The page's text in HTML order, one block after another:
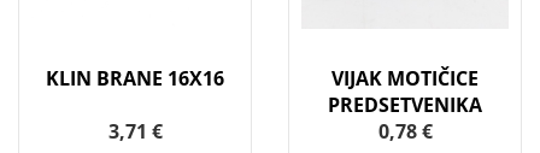
KLIN BRANE 16X16
3,71 €
VIJAK MOTIČICE
PREDSETVENIKA
0,78 €